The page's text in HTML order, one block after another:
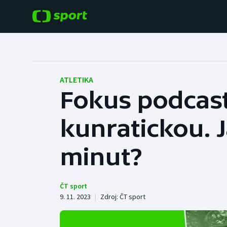
Hokej
Tenis
Baseball a softbal
Basketbal
ATLETIKA
Fokus
kunratickou.
minut?
ČT sport
9. 11. 2023 | Zdroj: ČT sport